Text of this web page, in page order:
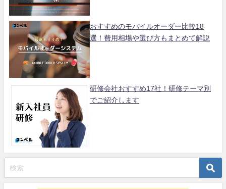
おすすめのモバイルオーダー比較18
選！費用相場や選び方もまとめて解説
研修会社おすすめ17社！研修テーマ別
でご紹介します